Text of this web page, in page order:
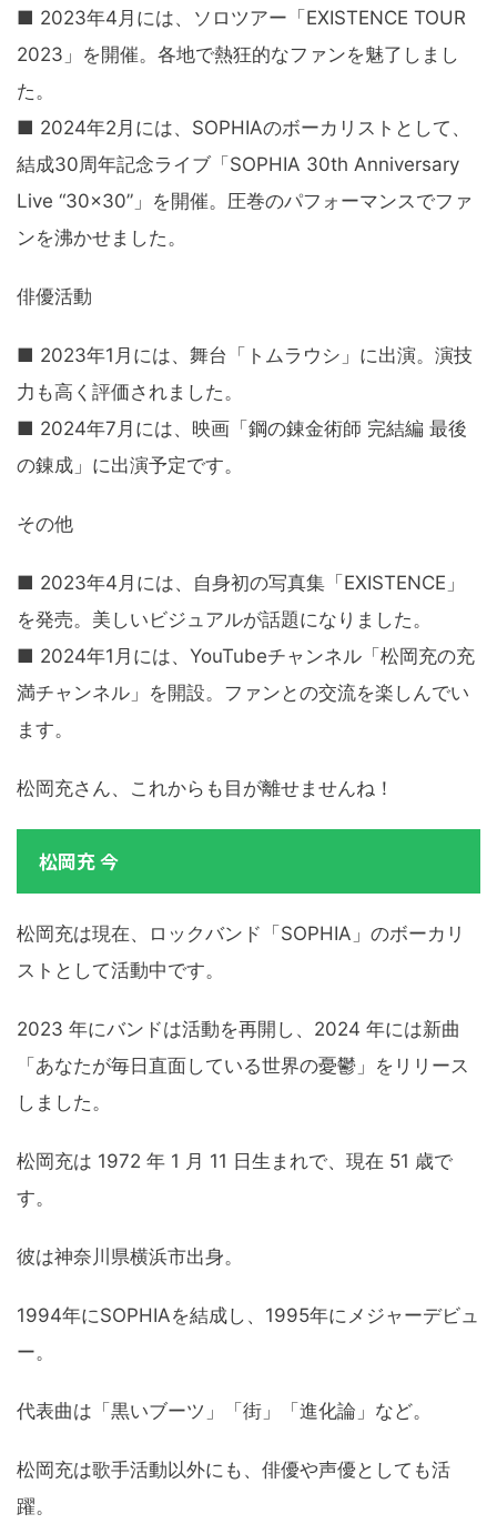
■ 2023年4月には、ソロツアー「EXISTENCE TOUR
2023」を開催。各地で熱狂的なファンを魅了しまし
た。
■ 2024年2月には、SOPHIAのボーカリストとして、
結成30周年記念ライブ「SOPHIA 30th Anniversary
Live “30×30”」を開催。圧巻のパフォーマンスでファ
ンを沸かせました。
俳優活動
■ 2023年1月には、舞台「トムラウシ」に出演。演技
力も高く評価されました。
■ 2024年7月には、映画「鋼の錬金術師 完結編 最後
の錬成」に出演予定です。
その他
■ 2023年4月には、自身初の写真集「EXISTENCE」
を発売。美しいビジュアルが話題になりました。
■ 2024年1月には、YouTubeチャンネル「松岡充の充
満チャンネル」を開設。ファンとの交流を楽しんでい
ます。
松岡充さん、これからも目が離せませんね！
松岡充 今
松岡充は現在、ロックバンド「SOPHIA」のボーカリ
ストとして活動中です。
2023 年にバンドは活動を再開し、2024 年には新曲
「あなたが毎日直面している世界の憂鬱」をリリース
しました。
松岡充は 1972 年 1 月 11 日生まれで、現在 51 歳で
す。
彼は神奈川県横浜市出身。
1994年にSOPHIAを結成し、1995年にメジャーデビュ
ー。
代表曲は「黒いブーツ」「街」「進化論」など。
松岡充は歌手活動以外にも、俳優や声優としても活
躍。